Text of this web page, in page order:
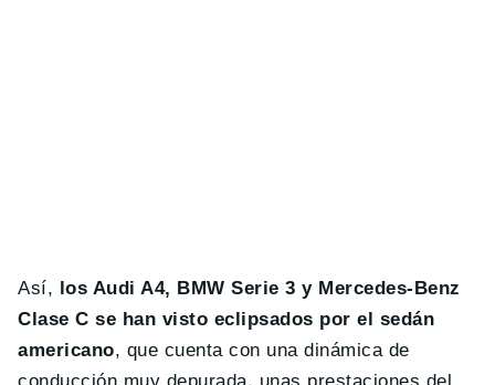
Así, los Audi A4, BMW Serie 3 y Mercedes-Benz
Clase C se han visto eclipsados por el sedán
americano, que cuenta con una dinámica de
conducción muy depurada, unas prestaciones del